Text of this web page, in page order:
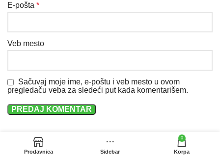
E-pošta *
Veb mesto
Sačuvaj moje ime, e-poštu i veb mesto u ovom
pregledaču veba za sledeći put kada komentarišem.
Prodavnica Sidebar
0
Korpa